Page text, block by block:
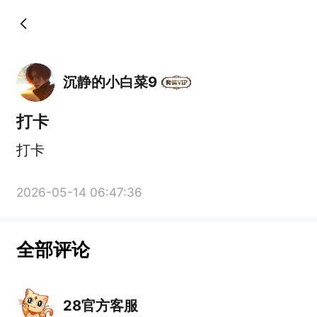
沉静的小白菜9
打卡
打卡
2026-05-14 06:47:36
全部评论
28官方客服